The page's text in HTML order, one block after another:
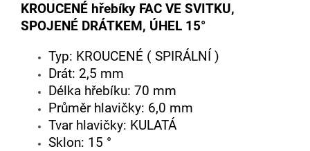
KROUCENÉ hřebíky FAC VE SVITKU,
SPOJENÉ DRÁTKEM, ÚHEL 15°
Typ: KROUCENÉ ( SPIRÁLNÍ )
Drát: 2,5 mm
Délka hřebíku: 70 mm
Průměr hlavičky: 6,0 mm
Tvar hlavičky: KULATÁ
Sklon: 15 °